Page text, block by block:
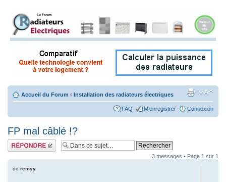
Accueil du Forum ‹ Installation des radiateurs électriques
FAQ M’enregistrer Connexion
FP mal câblé !?
Répondre
3 messages • Page 1 sur 1
de remyy